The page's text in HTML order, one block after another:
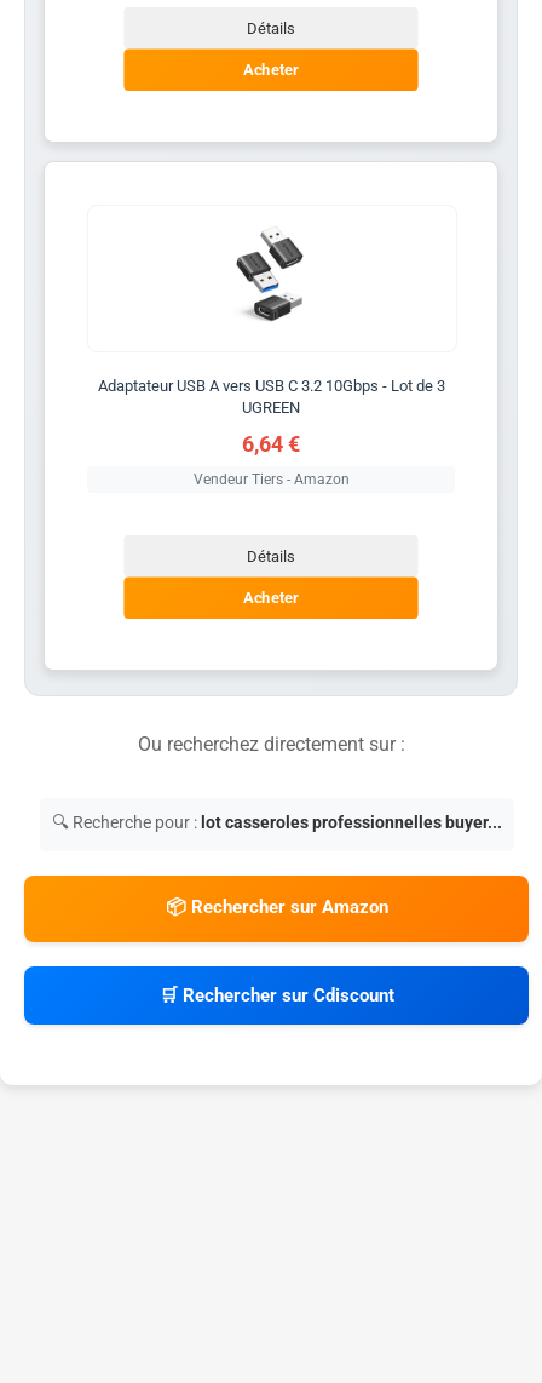
Détails
Acheter
Adaptateur USB A vers USB C 3.2 10Gbps - Lot de 3
UGREEN
6,64 €
Vendeur Tiers - Amazon
Détails
Acheter
Ou recherchez directement sur :
🔍 Recherche pour : lot casseroles professionnelles buyer...
📦 Rechercher sur Amazon
🛒 Rechercher sur Cdiscount